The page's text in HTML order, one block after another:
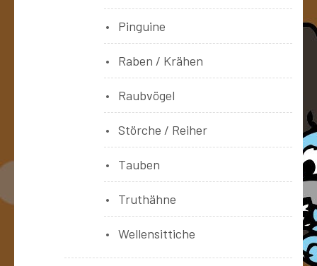
Pinguine
Raben / Krähen
Raubvögel
Störche / Reiher
Tauben
Truthähne
Wellensittiche